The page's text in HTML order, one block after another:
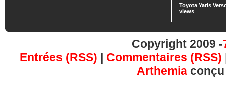
Toyota Yaris
views
Copyright 2009 -
Entrées (RSS) | Commentaires (RSS)
Arthemia